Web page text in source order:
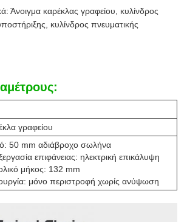
Άνοιγμα καρέκλας γραφείου, κυλίνδρος
κυλίνδρος πνευματικής
γραφείου
50 mm αδιάβροχο σωλήνα
επιφάνειας: ηλεκτρική επικάλυψη
μήκος: 132 mm
μόνο περιστροφή χωρίς ανύψωση